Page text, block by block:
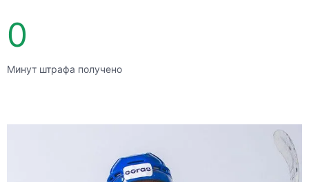
0
Минут штрафа получено